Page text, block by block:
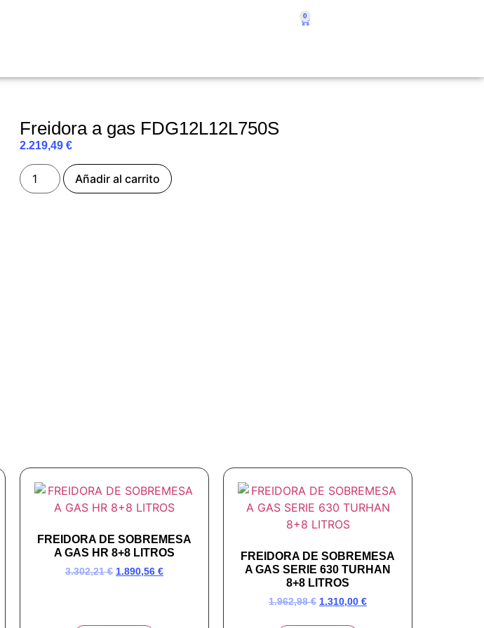
0
Freidora a gas FDG12L12L750S
2.219,49 €
Añadir al carrito
FREIDORA DE SOBREMESA
A GAS HR 8+8 LITROS
3.302,21€ 1.890,56 €
FREIDORA DE SOBREMESA
A GAS SERIE 630 TURHAN
8+8 LITROS
1.962,98€ 1.310,00 €